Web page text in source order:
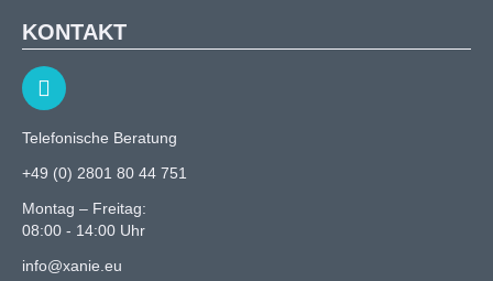
KONTAKT
Telefonische Beratung
+49 (0) 2801 80 44 751
Montag – Freitag:
08:00 - 14:00 Uhr
info@xanie.eu